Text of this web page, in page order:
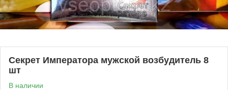
Секрет Императора мужской возбудитель 8
шт
В наличии